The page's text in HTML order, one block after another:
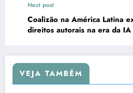
Next post
Coalizão na América Latina
direitos autorais na era da IA
VEJA TAMBÉM